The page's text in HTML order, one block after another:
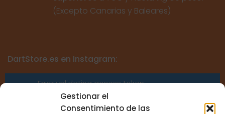
Gestionar el
Consentimiento de las
(Excepto Canarias y Baleares)
DartStore.es en Instagram:
Error validating access token:
Sessions for the user are not allowed
because the user is not a confirmed